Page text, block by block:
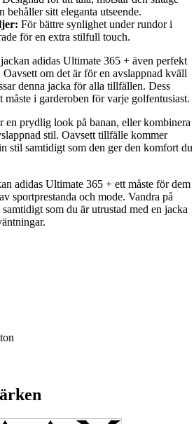
behåller sitt eleganta utseende.
För bättre synlighet under rundor i
för en extra stilfull touch.
adidas Ultimate 365 + även perfekt
om det är för en avslappnad kväll
denna jacka för alla tillfällen. Dess
i garderoben för varje golfentusiast.
en prydlig look på banan, eller kombinera
stil. Oavsett tillfälle kommer
stil samtidigt som den ger den komfort du
adidas Ultimate 365 + ett måste för dem
sportprestanda och mode. Vandra på
som du är utrustad med en jacka